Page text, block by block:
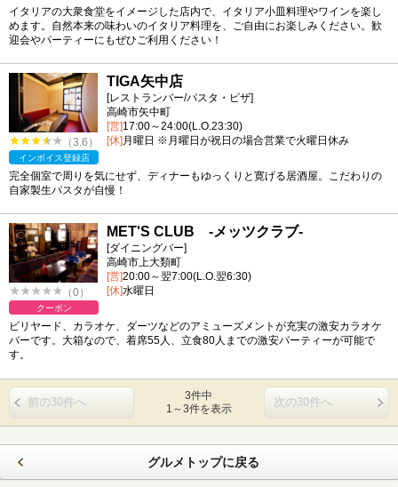
イタリアの大衆食堂をイメージした店内で、イタリア小皿料理やワインを楽し
めます。自然本来の味わいのイタリア料理を、ご自由にお楽しみください。歓
迎会やパーティーにもぜひご利用ください！
（3.6）
インボイス登録店
TIGA矢中店
[レストランバー/パスタ・ピザ]
高崎市矢中町
[営]17:00～24:00(L.O.23:30)
[休] 月曜日 ※月曜日が祝日の場合営業で火曜日休み
完全個室で周りを気にせず、ディナーもゆっくりと寛げる居酒屋。こだわりの
自家製生パスタが自慢！
（0）
クーポン
MET'S CLUB -メッツクラブ-
[ダイニングバー]
高崎市上大類町
[営]20:00～翌7:00(L.O.翌6:30)
[休]水曜日
ビリヤード、カラオケ、ダーツなどのアミューズメントが充実の激安カラオケ
バーです。大箱なので、着席55人、立食80人までの激安パーティーが可能で
す。
前の30件へ
3件中
1～3件を表示
次の30件へ
グルメトップに戻る